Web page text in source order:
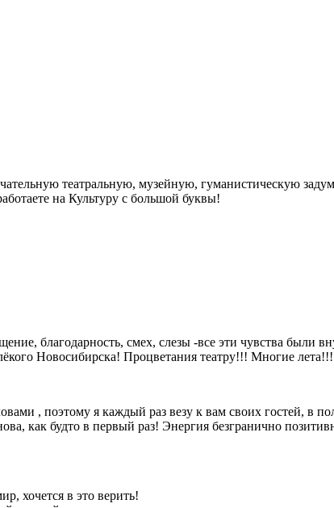
театральную, музейную, гуманистическую
на Культуру с большой буквы!
благодарность, смех, слезы -все эти чувства были
Новосибирска! Процветания театру!!! Многие лета!!!
, поэтому я каждый раз везу к вам своих гостей, в
как будто в первый раз! Энергия безгранично
хочется в это верить!